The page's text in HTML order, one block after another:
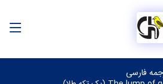
فارسی